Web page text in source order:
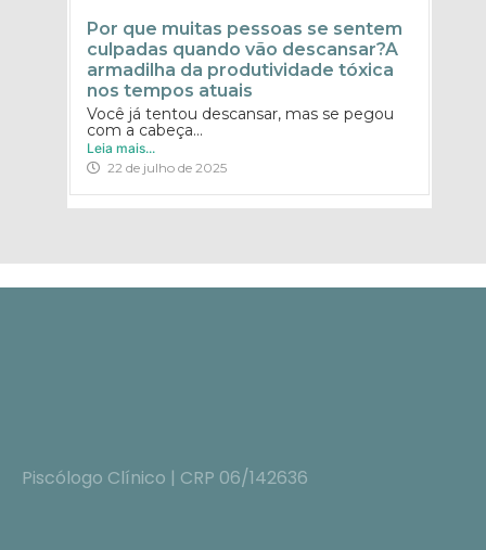
Por que muitas pessoas se sentem
culpadas quando vão descansar?A
armadilha da produtividade tóxica
nos tempos atuais
Você já tentou descansar, mas se pegou
com a cabeça...
Leia mais...
22 de julho de 2025
Piscólogo Clínico | CRP 06/142636